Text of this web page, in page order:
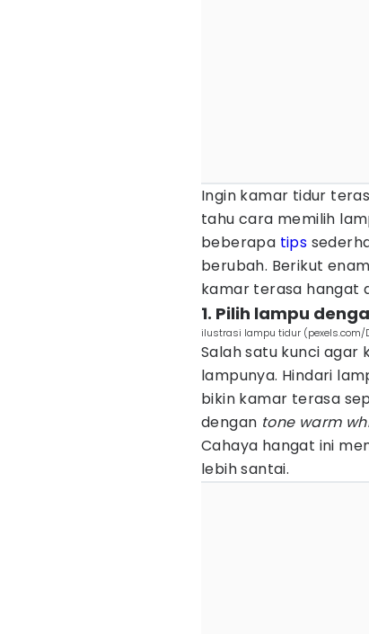
Ingin kamar tidur
tahu cara memilih
beberapa tips
berubah. Berikut
kamar terasa hangat
1. Pilih lampu
ilustrasi lampu tidur (pexels.com/
Salah satu kunci
lampunya. Hindari
bikin kamar terasa
dengan tone warm
Cahaya hangat ini
lebih santai.